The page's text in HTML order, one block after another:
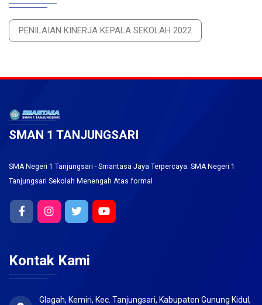
PENILAIAN KINERJA KEPALA SEKOLAH 2022
SMAN 1 TANJUNGSARI
SMA Negeri 1 Tanjungsari - Smantasa Jaya Terpercaya. SMA Negeri 1
Tanjungsari Sekolah Menengah Atas formal
Kontak Kami
Glagah, Kemiri, Kec. Tanjungsari, Kabupaten Gunung Kidul,